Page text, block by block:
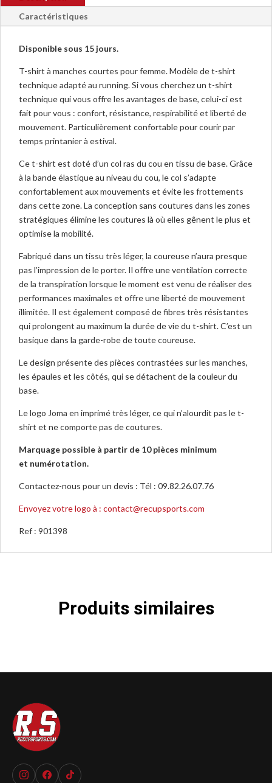
Femme
manches
Caractéristiques
Disponible sous 15 jours.
T-shirt à manches courtes pour femme. Modèle de t-shirt
technique adapté au running. Si vous cherchez un t-shirt
technique qui vous offre les avantages de base, celui-ci est
fait pour vous : confort, résistance, respirabilité et liberté de
mouvement. Particulièrement confortable pour courir par
temps printanier à estival.
Ce t-shirt est doté d’un col ras du cou en tissu de base. Grâce
à la bande élastique au niveau du cou, le col s’adapte
confortablement aux mouvements et évite les frottements
dans cette zone. La conception sans coutures dans les zones
stratégiques élimine les coutures là où elles gênent le plus et
optimise la mobilité.
Fabriqué dans un tissu très léger, la coureuse n’aura presque
pas l’impression de le porter. Il offre une ventilation correcte
de la transpiration lorsque le moment est venu de réaliser des
performances maximales et offre une liberté de mouvement
illimitée. Il est également composé de fibres très résistantes
qui prolongent au maximum la durée de vie du t-shirt. C’est un
basique dans la garde-robe de toute coureuse.
Le design présente des pièces contrastées sur les manches,
les épaules et les côtés, qui se détachent de la couleur du
base.
Le logo Joma en imprimé très léger, ce qui n’alourdit pas le t-
shirt et ne comporte pas de coutures.
Marquage possible à partir de 10 pièces minimum
et numérotation.
Contactez-nous pour un devis : Tél : 09.82.26.07.76
Envoyez votre logo à : contact@recupsports.com
Ref : 901398
Produits similaires